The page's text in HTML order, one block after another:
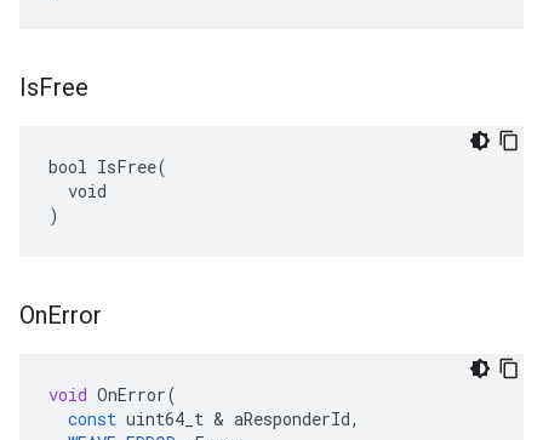
IsFree
bool IsFree(
  void
)
OnError
void OnError(
const uint64_t & aResponderId,